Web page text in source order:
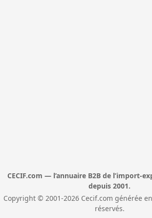
CECIF.com — l’annuaire B2B de l’import-
depuis 2001.
Copyright © 2001-2026 Cecif.com générée
réservés.